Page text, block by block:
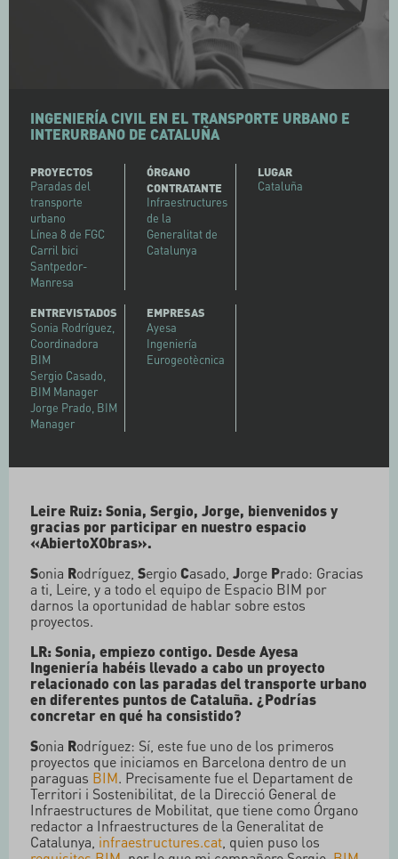
INGENIERÍA CIVIL EN EL TRANSPORTE URBANO E
INTERURBANO DE CATALUÑA
PROYECTOS
Paradas del
transporte
urbano
Línea 8 de FGC
Carril bici
Santpedor-
Manresa
ÓRGANO
CONTRATANTE
Infraestructures
de la
Generalitat de
Catalunya
LUGAR
Cataluña
ENTREVISTADOS
Sonia Rodríguez,
Coordinadora
BIM
Sergio Casado,
BIM Manager
Jorge Prado, BIM
Manager
EMPRESAS
Ayesa
Ingeniería
Eurogeotècnica
Leire Ruiz: Sonia, Sergio, Jorge, bienvenidos y
gracias por participar en nuestro espacio
«AbiertoXObras».
Sonia Rodríguez, SergioCasado, Jorge Prado: Gracias
a ti, Leire, y a todo el equipo de Espacio BIM por
darnos la oportunidad de hablar sobre estos
proyectos.
LR: Sonia, empiezo contigo. Desde Ayesa
Ingeniería habéis llevado a cabo un proyecto
relacionado con las paradas del transporte urbano
en diferentes puntos de Cataluña. ¿Podrías
concretar en qué ha consistido?
Sonia Rodríguez: Sí, este fue uno de los primeros
proyectos que iniciamos en Barcelona dentro de un
paraguas BIM. Precisamente fue el Departament de
Territori i Sostenibilitat, de la Direcció General de
Infraestructures de Mobilitat, que tiene como Órgano
redactor a Infraestructures de la Generalitat de
Catalunya, infraestructures.cat , quien puso los